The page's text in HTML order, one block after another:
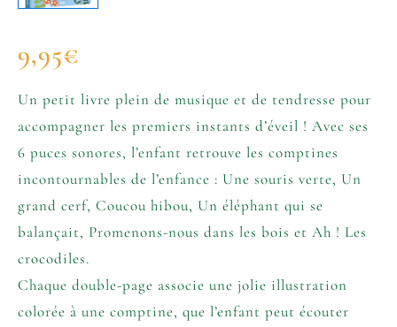
9,95€
Un petit livre plein de musique et de tendresse pour
accompagner les premiers instants d’éveil ! Avec ses
6 puces sonores, l’enfant retrouve les comptines
incontournables de l’enfance : Une souris verte, Un
grand cerf, Coucou hibou, Un éléphant qui se
balançait, Promenons-nous dans les bois et Ah ! Les
crocodiles.
Chaque double-page associe une jolie illustration
colorée à une comptine, que l’enfant peut écouter